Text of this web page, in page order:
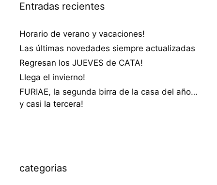
Entradas recientes
Horario de verano y vacaciones!
Las últimas novedades siempre actualizadas
Regresan los JUEVES de CATA!
Llega el invierno!
FURIAE, la segunda birra de la casa del año…
y casi la tercera!
categorias